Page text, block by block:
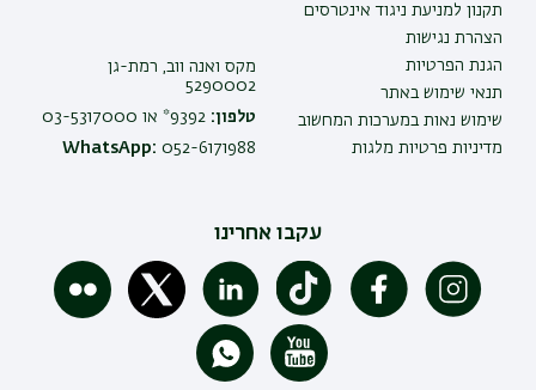
תקנון למניעת ניגוד אינטרסים
הצהרת נגישות
הגנת הפרטיות
תנאי שימוש באתר
שימוש נאות במערכות המחשוב
מדיניות פרטיות מלגות
מקס ואנה ווב, רמת-גן
5290002
טלפון: 9392* או 03-5317000
WhatsApp: 052-6171988
עקבו אחרינו